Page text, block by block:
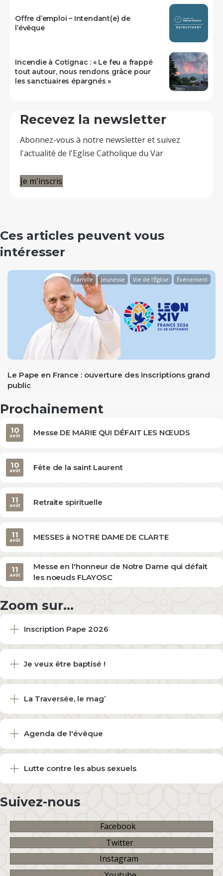
Offre d’emploi – Intendant(e) de
l’évêque
Incendie à Cotignac : « Le feu a frappé
tout autour, nous rendons grâce pour
les sanctuaires épargnés »
Recevez la newsletter
Abonnez-vous à notre newsletter et suivez
l'actualité de l'Eglise Catholique du Var
Je m'inscris
Ces articles peuvent vous
intéresser
Famille Jeunesse Vie de l'Église Événement
Le Pape en France : ouverture des inscriptions grand
public
Prochainement
Messe DE MARIE QUI DÉFAIT LES NŒUDS
10
août
Fête de la saint Laurent
10
août
Retraite spirituelle
11
août
MESSES à NOTRE DAME DE CLARTE
11
août
Messe en l'honneur de Notre Dame qui défait
les noeuds FLAYOSC
11
août
Zoom sur...
Inscription Pape 2026
Je veux être baptisé !
La Traversée, le mag’
Agenda de l'évêque
Lutte contre les abus sexuels
Suivez-nous
Facebook
Twitter
Instagram